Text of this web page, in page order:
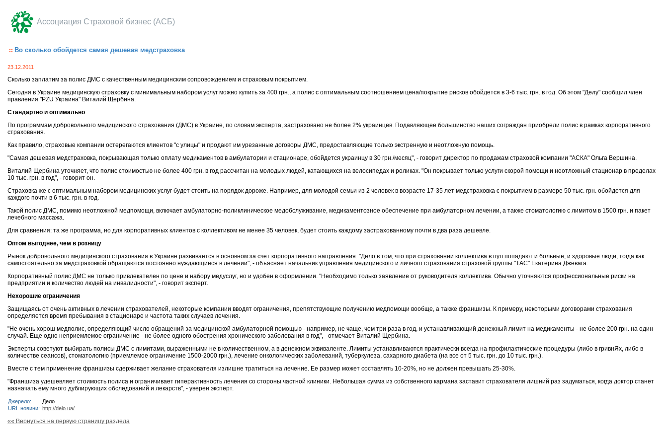
Ассоциация Страховой бизнес (АСБ)
Во сколько обойдется самая дешевая медстраховка
23.12.2011
Сколько заплатим за полис ДМС с качественным медицинским сопровождением и страховым покрытием.
Сегодня в Украине медицинскую страховку с минимальным набором услуг можно купить за 400 грн., а полис с оптимальным соотношением цена/покрытие рисков обойдется в 3-6 тыс. грн. в год. Об этом "Делу" сообщил член
правления "PZU Украина" Виталий Щербина.
Стандартно и оптимально
По программам добровольного медицинского страхования (ДМС) в Украине, по словам эксперта, застраховано не более 2% украинцев. Подавляющее большинство наших сограждан приобрели полис в рамках корпоративного
страхования.
Как правило, страховые компании остерегаются клиентов "с улицы" и продают им урезанные договоры ДМС, предоставляющие только экстренную и неотложную помощь.
"Самая дешевая медстраховка, покрывающая только оплату медикаментов в амбулатории и стационаре, обойдется украинцу в 30 грн./месяц", - говорит директор по продажам страховой компании "АСКА" Ольга Вершина.
Виталий Щербина уточняет, что полис стоимостью не более 400 грн. в год рассчитан на молодых людей, катающихся на велосипедах и роликах. "Он покрывает только услуги скорой помощи и неотложный стационар в пределах
10 тыс. грн. в год", - говорит он.
Страховка же с оптимальным набором медицинских услуг будет стоить на порядок дороже. Например, для молодой семьи из 2 человек в возрасте 17-35 лет медстраховка с покрытием в размере 50 тыс. грн. обойдется для
каждого почти в 6 тыс. грн. в год.
Такой полис ДМС, помимо неотложной медпомощи, включает амбулаторно-поликлиническое медобслуживание, медикаментозное обеспечение при амбулаторном лечении, а также стоматологию с лимитом в 1500 грн. и пакет
лечебного массажа.
Для сравнения: та же программа, но для корпоративных клиентов с коллективом не менее 35 человек, будет стоить каждому застрахованному почти в два раза дешевле.
Оптом выгоднее, чем в розницу
Рынок добровольного медицинского страхования в Украине развивается в основном за счет корпоративного направления. "Дело в том, что при страховании коллектива в пул попадают и больные, и здоровые люди, тогда как
самостоятельно за медстраховкой обращаются постоянно нуждающиеся в лечении", - объясняет начальник управления медицинского и личного страхования страховой группы "ТАС" Екатерина Джевага.
Корпоративный полис ДМС не только привлекателен по цене и набору медуслуг, но и удобен в оформлении. "Необходимо только заявление от руководителя коллектива. Обычно уточняются профессиональные риски на
предприятии и количество людей на инвалидности", - говорит эксперт.
Нехорошие ограничения
Защищаясь от очень активных в лечении страхователей, некоторые компании вводят ограничения, препятствующие получению медпомощи вообще, а также франшизы. К примеру, некоторыми договорами страхования
определяется время пребывания в стационаре и частота таких случаев лечения.
"Не очень хорош медполис, определяющий число обращений за медицинской амбулаторной помощью - например, не чаще, чем три раза в год, и устанавливающий денежный лимит на медикаменты - не более 200 грн. на один
случай. Еще одно неприемлемое ограничение - не более одного обострения хронического заболевания в год", - отмечает Виталий Щербина.
Эксперты советуют выбирать полисы ДМС с лимитами, выраженными не в количественном, а в денежном эквиваленте. Лимиты устанавливаются практически всегда на профилактические процедуры (либо в гривнЯх, либо в
количестве сеансов), стоматологию (приемлемое ограничение 1500-2000 грн.), лечение онкологических заболеваний, туберкулеза, сахарного диабета (на все от 5 тыс. грн. до 10 тыс. грн.).
Вместе с тем применение франшизы сдерживает желание страхователя излишне тратиться на лечение. Ее размер может составлять 10-20%, но не должен превышать 25-30%.
"Франшиза удешевляет стоимость полиса и ограничивает гиперактивность лечения со стороны частной клиники. Небольшая сумма из собственного кармана заставит страхователя лишний раз задуматься, когда доктор станет
назначать ему много дублирующих обследований и лекарств", - уверен эксперт.
Джерело:
Дело
URL новини: http://delo.ua/
«« Вернуться на первую страницу раздела